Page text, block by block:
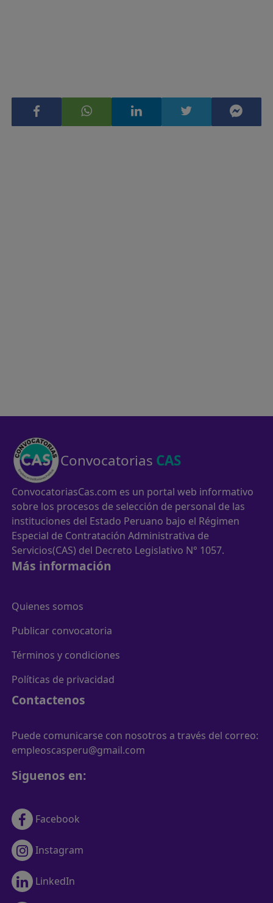
Convocatorias CAS
ConvocatoriasCas.com es un portal web informativo
sobre los procesos de selección de personal de las
instituciones del Estado Peruano bajo el Régimen
Especial de Contratación Administrativa de
Servicios(CAS) del Decreto Legislativo N° 1057.
Más información
Quienes somos
Publicar convocatoria
Términos y condiciones
Políticas de privacidad
Contactenos
Puede comunicarse con nosotros a través del correo:
empleoscasperu@gmail.com
Siguenos en:
Facebook
Instagram
LinkedIn